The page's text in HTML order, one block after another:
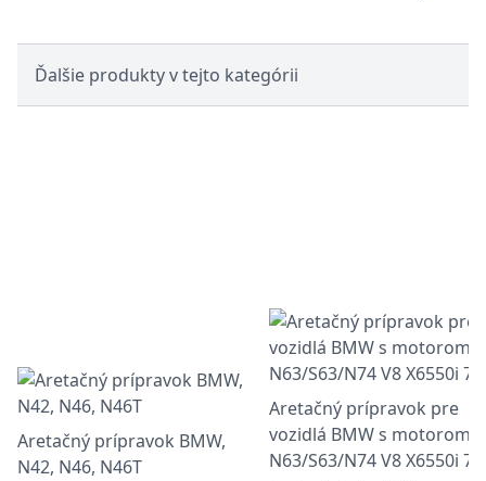
Ďalšie produkty v tejto kategórii
Aretačný prípravok BMW,
N42, N46, N46T
Aretačný prípravok pre
vozidlá BMW s motorom
N63/S63/N74 V8 X6550i